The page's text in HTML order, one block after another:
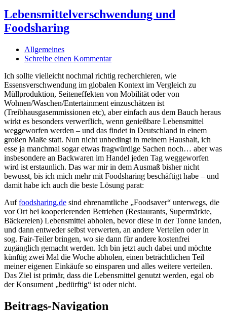
Lebensmittelverschwendung und
Foodsharing
Allgemeines
Schreibe einen Kommentar
Ich sollte vielleicht nochmal richtig recherchieren, wie
Essensverschwendung im globalen Kontext im Vergleich zu
Müllproduktion, Seiteneffekten von Mobilität oder von
Wohnen/Waschen/Entertainment einzuschätzen ist
(Treibhausgasemmissionen etc), aber einfach aus dem Bauch heraus
wirkt es besonders verwerflich, wenn genießbare Lebensmittel
weggeworfen werden – und das findet in Deutschland in einem
großen Maße statt. Nun nicht unbedingt in meinem Haushalt, ich
esse ja manchmal sogar etwas fragwürdige Sachen noch… aber was
insbesondere an Backwaren im Handel jeden Tag weggeworfen
wird ist erstaunlich. Das war mir in dem Ausmaß bisher nicht
bewusst, bis ich mich mehr mit Foodsharing beschäftigt habe – und
damit habe ich auch die beste Lösung parat:
Auffoodsharing.de sind ehrenamtliche „Foodsaver“ unterwegs, die
vor Ort bei kooperierenden Betrieben (Restaurants, Supermärkte,
Bäckereien) Lebensmittel abholen, bevor diese in der Tonne landen,
und dann entweder selbst verwerten, an andere Verteilen oder in
sog. Fair-Teiler bringen, wo sie dann für andere kostenfrei
zugänglich gemacht werden. Ich bin jetzt auch dabei und möchte
künftig zwei Mal die Woche abholen, einen beträchtlichen Teil
meiner eigenen Einkäufe so einsparen und alles weitere verteilen.
Das Ziel ist primär, dass die Lebensmittel genutzt werden, egal ob
der Konsument „bedürftig“ ist oder nicht.
Beitrags-Navigation